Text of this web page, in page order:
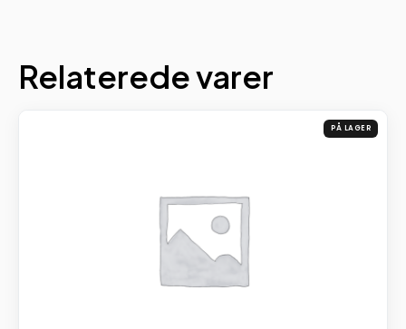
Relaterede varer
PÅ LAGER